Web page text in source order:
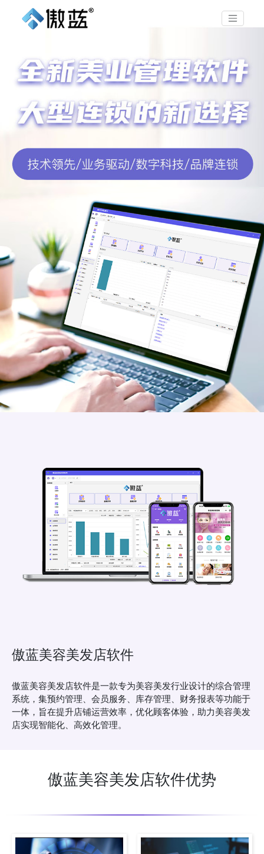
傲蓝美容美发店软件
傲蓝美容美发店软件是一款专为美容美发行业设计的综合管理
系统，集预约管理、会员服务、库存管理、财务报表等功能于
一体，旨在提升店铺运营效率，优化顾客体验，助力美容美发
店实现智能化、高效化管理。
傲蓝美容美发店软件优势